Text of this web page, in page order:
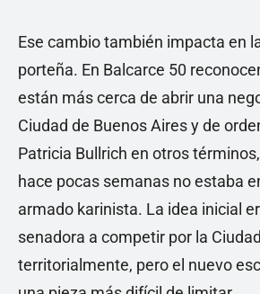
Ese cambio también impacta en
porteña. En Balcarce 50
están más cerca de abrir una
Ciudad de Buenos Aires y de
Patricia Bullrich en otros
hace pocas semanas no estaba
armado karinista. La idea inicial
senadora a competir por la
territorialmente, pero el nuevo